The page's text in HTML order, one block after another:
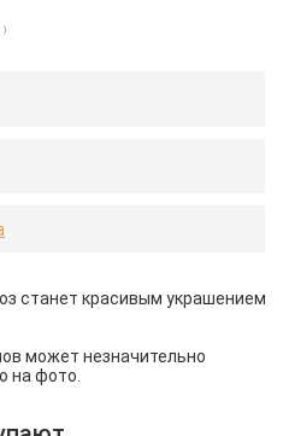
)
станет красивым украшением
может незначительно
на фото.